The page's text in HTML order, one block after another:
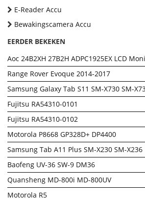
E-Reader Accu
Bewakingscamera Accu
EERDER BEKEKEN
Aoc 24B2XH 27B2H ADPC1925EX LCD
Range Rover Evoque 2014-2017
Samsung Galaxy Tab S11 SM-X730 SM-
Fujitsu RA54310-0101
Fujitsu RA54310-0102
Motorola P8668 GP328D+ DP4400
Samsung Tab A11 Plus SM-X230 SM-X236
Baofeng UV-36 SW-9 DM36
Quansheng MD-800i MD-800UV
Motorola R5